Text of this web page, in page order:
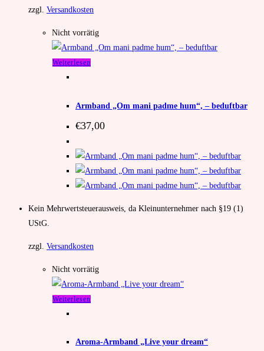
zzgl. Versandkosten
Nicht vorrätig
Weiterlesen
Armband „Om mani padme hum“, – beduftbar
€37,00
Kein Mehrwertsteuerausweis, da Kleinunternehmer nach §19 (1)
UStG.
zzgl. Versandkosten
Nicht vorrätig
Weiterlesen
Aroma-Armband „Live your dream“